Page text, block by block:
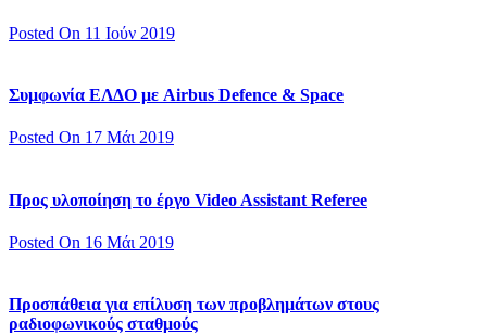
Posted On 11 Ιούν 2019
Συμφωνία ΕΛΔΟ με Airbus Defence & Space
Posted On 17 Μάι 2019
Προς υλοποίηση το έργο Video Assistant Referee
Posted On 16 Μάι 2019
Προσπάθεια για επίλυση των προβλημάτων στους
ραδιοφωνικούς σταθμούς